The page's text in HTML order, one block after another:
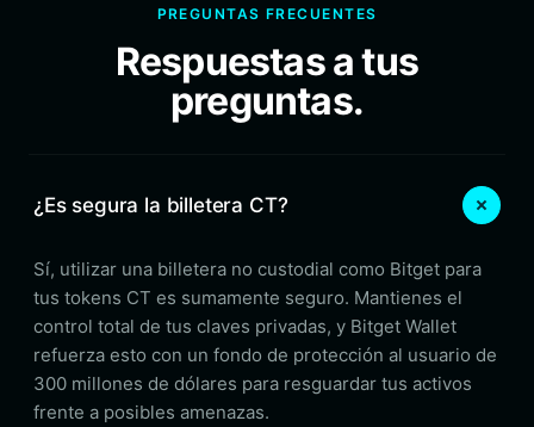
PREGUNTAS FRECUENTES
Respuestas a tus
preguntas.
¿Es segura la billetera CT?
Sí, utilizar una billetera no custodial como Bitget para
tus tokens CT es sumamente seguro. Mantienes el
control total de tus claves privadas, y Bitget Wallet
refuerza esto con un fondo de protección al usuario de
300 millones de dólares para resguardar tus activos
frente a posibles amenazas.